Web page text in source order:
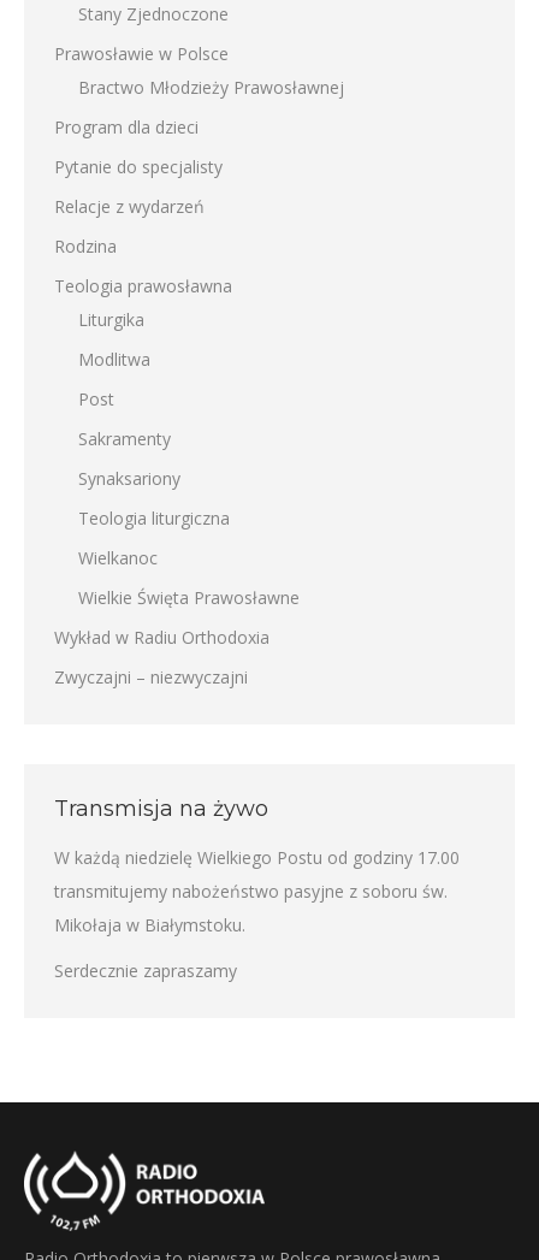
Stany Zjednoczone
Prawosławie w Polsce
Bractwo Młodzieży Prawosławnej
Program dla dzieci
Pytanie do specjalisty
Relacje z wydarzeń
Rodzina
Teologia prawosławna
Liturgika
Modlitwa
Post
Sakramenty
Synaksariony
Teologia liturgiczna
Wielkanoc
Wielkie Święta Prawosławne
Wykład w Radiu Orthodoxia
Zwyczajni – niezwyczajni
Transmisja na żywo
W każdą niedzielę Wielkiego Postu od godziny 17.00
transmitujemy nabożeństwo pasyjne z soboru św.
Mikołaja w Białymstoku.
Serdecznie zapraszamy